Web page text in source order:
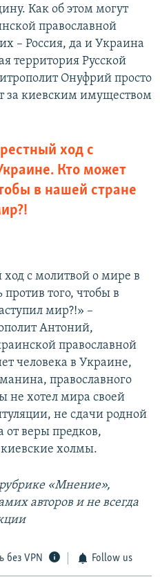
Как об этом могут
православной
– Россия, да и Украина
территория Русской
Онуфрий просто
за киевским имуществом
ход с
Кто может
в нашей стране
с молитвой о мире в
того, чтобы в
мир?!» –
Антоний,
православной
человека в Украине,
православного
не хотел мира своей
не сдачи родной
от веры предков,
холмы.
«Мнение»,
авторов и не всегда
без VPN Follow us